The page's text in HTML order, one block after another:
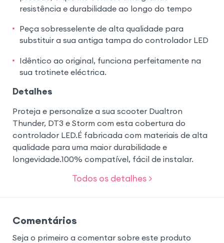
resistência e durabilidade ao longo do tempo
Peça sobresselente de alta qualidade para
substituir a sua antiga tampa do controlador LED
Idêntico ao original, funciona perfeitamente na
sua trotinete eléctrica.
Detalhes
Proteja e personalize a sua scooter Dualtron
Thunder, DT3 e Storm com esta cobertura do
controlador LED.É fabricada com materiais de alta
qualidade para uma maior durabilidade e
longevidade.100% compatível, fácil de instalar.
Todos os detalhes >
Comentários
Seja o primeiro a comentar sobre este produto